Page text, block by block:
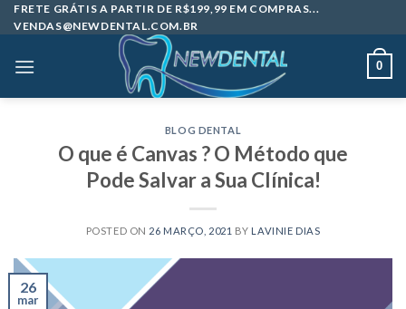
Skip
to
FRETE GRÁTIS A PARTIR DE R$199,99 EM COMPRAS...
VENDAS@NEWDENTAL.COM.BR
0
BLOG DENTAL
O que é Canvas ? O Método que
Pode Salvar a Sua Clínica!
POSTED ON 26 MARÇO, 2021 BY LAVINIE DIAS
26
mar